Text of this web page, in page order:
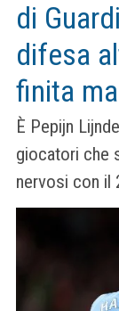
di
difesa
finita
È Pepijn
giocatori che
nervosi con il